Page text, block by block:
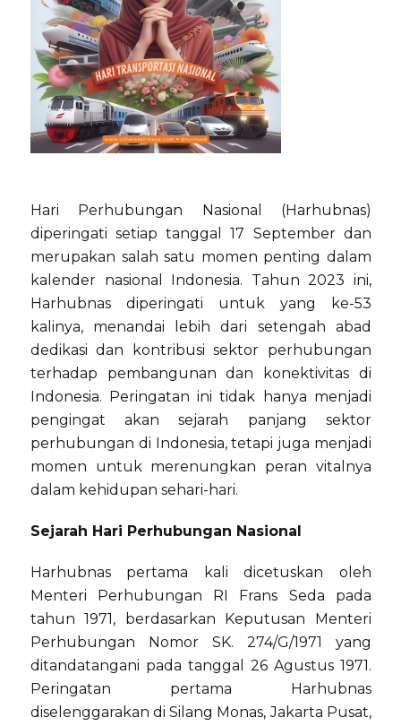
Hari Perhubungan Nasional (Harhubnas)
diperingati setiap tanggal 17 September dan
merupakan salah satu momen penting dalam
kalender nasional Indonesia. Tahun 2023 ini,
Harhubnas diperingati untuk yang ke-53
kalinya, menandai lebih dari setengah abad
dedikasi dan kontribusi sektor perhubungan
terhadap pembangunan dan konektivitas di
Indonesia. Peringatan ini tidak hanya menjadi
pengingat akan sejarah panjang sektor
perhubungan di Indonesia, tetapi juga menjadi
momen untuk merenungkan peran vitalnya
dalam kehidupan sehari-hari.
Sejarah Hari Perhubungan Nasional
Harhubnas pertama kali dicetuskan oleh
Menteri Perhubungan RI Frans Seda pada
tahun 1971, berdasarkan Keputusan Menteri
Perhubungan Nomor SK. 274/G/1971 yang
ditandatangani pada tanggal 26 Agustus 1971.
Peringatan pertama Harhubnas
diselenggarakan di Silang Monas, Jakarta Pusat,